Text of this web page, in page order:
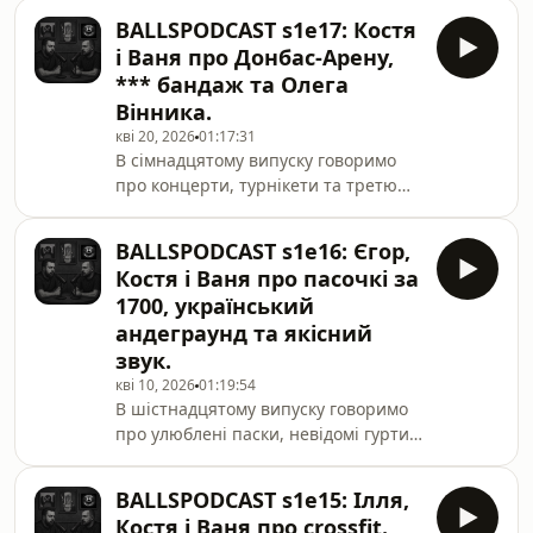
https://send.monobank.ua/jar/5nzo6q1vYxhttps://
https://t.me/ballspodcast
BALLSPODCAST s1e17: Костя
і Ваня про Донбас-Арену,
*** бандаж та Олега
Вінника.
кві 20, 202601:17:31
В сімнадцятому випуску говоримо
про концерти, турнікети та третю
https://send.monobank.ua/jar/5nzo6q1vYxhttps://
https://t.me/ballspodcast
BALLSPODCAST s1e16: Єгор,
Костя і Ваня про пасочкі за
1700, український
андеграунд та якісний
звук.
кві 10, 202601:19:54
В шістнадцятому випуску говоримо
про улюблені паски, невідомі гурти
https://send.monobank.ua/jar/5nzo6q1vYxhttps://
BALLSPODCAST s1e15: Ілля,
Костя і Ваня про crossfit.